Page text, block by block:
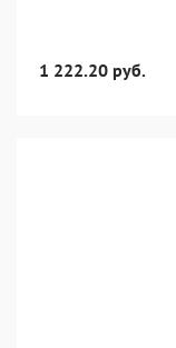
1 222.20 руб.